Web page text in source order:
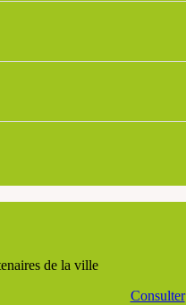
de la ville
Consulter